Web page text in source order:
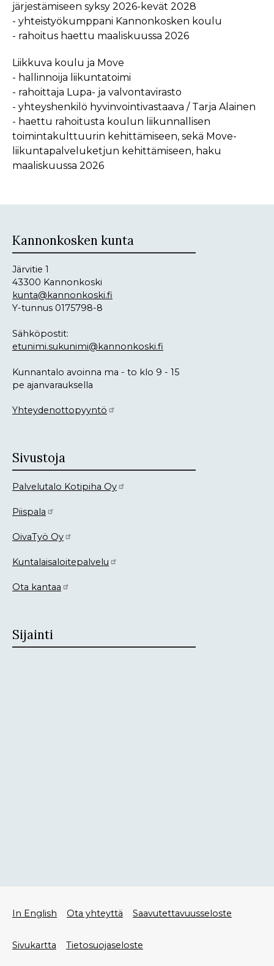
järjestämiseen syksy 2026-kevät 2028
- yhteistyökumppani Kannonkosken koulu
- rahoitus haettu maaliskuussa 2026
Liikkuva koulu ja Move
- hallinnoija liikuntatoimi
- rahoittaja Lupa- ja valvontavirasto
- yhteyshenkilö hyvinvointivastaava / Tarja Alainen
- haettu rahoitusta koulun liikunnallisen
toimintakulttuurin kehittämiseen, sekä Move-
liikuntapalveluketjun kehittämiseen, haku
maaliskuussa 2026
Kannonkosken kunta
Järvitie 1
43300 Kannonkoski
kunta@kannonkoski.fi
Y-tunnus 0175798-8
Sähköpostit:
etunimi.sukunimi@kannonkoski.fi
Kunnantalo avoinna ma - to klo 9 - 15
pe ajanvarauksella
Yhteydenottopyyntö
Sivustoja
Palvelutalo Kotipiha Oy
Piispala
OivaTyö Oy
Kuntalaisaloitepalvelu
Ota kantaa
Sijainti
Alatunniste
valikko
In English Ota yhteyttä Saavutettavuusseloste
Sivukartta Tietosuojaseloste